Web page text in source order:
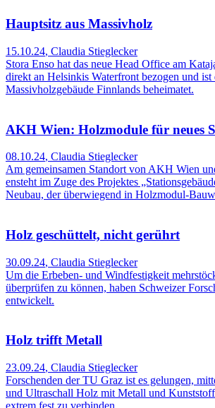
Hauptsitz aus Massivholz
15.10.24, Claudia Stieglecker
Stora Enso hat das neue Head Office am
direkt an Helsinkis Waterfront bezogen und
Massivholzgebäude Finnlands beheimatet.
AKH Wien: Holzmodule für neues
08.10.24, Claudia Stieglecker
Am gemeinsamen Standort von AKH Wien
ensteht im Zuge des Projektes
Neubau, der überwiegend in Holzmodul-
Holz geschüttelt, nicht gerührt
30.09.24, Claudia Stieglecker
Um die Erbeben- und Windfestigkeit
überprüfen zu können, haben Schweizer
entwickelt.
Holz trifft Metall
23.09.24, Claudia Stieglecker
Forschenden der TU Graz ist es gelungen,
und Ultraschall Holz mit Metall und
extrem fest zu verbinden.